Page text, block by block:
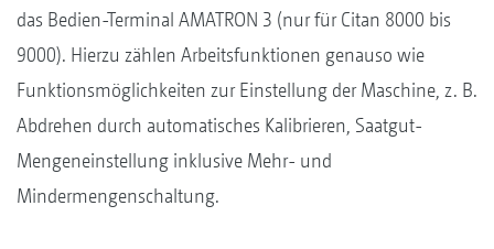
das Bedien-Terminal AMATRON 3 (nur für Citan 8000 bis
9000). Hierzu zählen Arbeitsfunktionen genauso wie
Funktionsmöglichkeiten zur Einstellung der Maschine, z. B.
Abdrehen durch automatisches Kalibrieren, Saatgut-
Mengeneinstellung inklusive Mehr- und
Mindermengenschaltung.